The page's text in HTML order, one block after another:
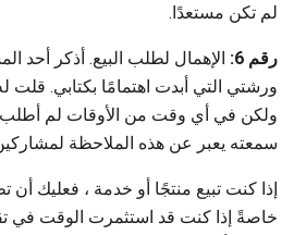
لم تكن مستعدًا.
رقم 6:
الإهمال لطلب البيع. أذكر أحد
ورشتي التي أبدت اهتمامًا بكتابي.
ولكن في أي وقت من الأوقات لم أطلب
سمعته يعبر عن هذه الملاحظة
إذا كنت تبيع منتجًا أو خدمة ، فعليك أن
خاصةً إذا كنت قد استثمرت الوقت في